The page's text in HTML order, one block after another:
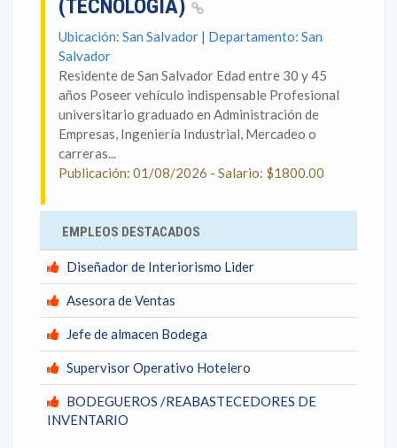
(TECNOLOGÍA)
Ubicación: San Salvador | Departamento: San
Salvador
Residente de San Salvador Edad entre 30 y 45
años Poseer vehículo indispensable Profesional
universitario graduado en Administración de
Empresas, Ingeniería Industrial, Mercadeo o
carreras...
Publicación: 01/08/2026 - Salario: $1800.00
EMPLEOS DESTACADOS
Diseñador de Interiorismo Lider
Asesora de Ventas
Jefe de almacen Bodega
Supervisor Operativo Hotelero
BODEGUEROS /REABASTECEDORES DE
INVENTARIO